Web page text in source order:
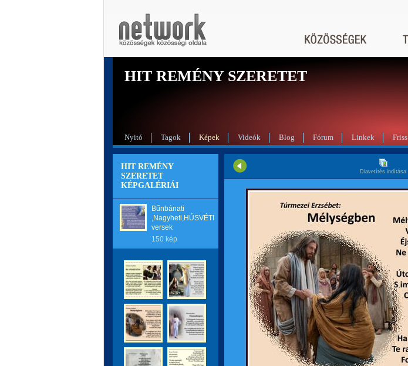
HIT REMÉNY SZERETET
Nyitó Tagok Képek Videók Blog Fórum Linkek Friss
HIT REMÉNY
SZERETET
KÉPGALÉRIÁI
Bűnbánati
,Nagyheti,HÚSVÉTI
versek
150 kép
Diavetítés indítása